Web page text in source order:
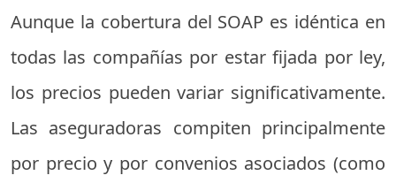
Aunque la cobertura del SOAP es idéntica en
todas las compañías por estar fijada por ley,
los precios pueden variar significativamente.
Las aseguradoras compiten principalmente
por precio y por convenios asociados (como